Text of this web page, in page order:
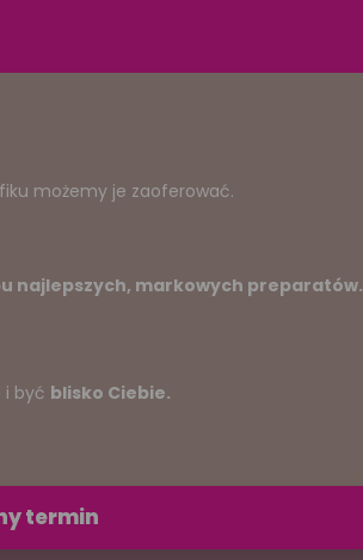
możemy je zaoferować.
najlepszych, markowych preparatów.
i być blisko Ciebie.
termin